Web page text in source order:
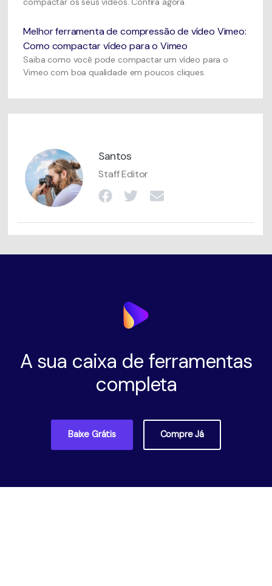
Melhor ferramenta de compressão de vídeo Vimeo:
Como compactar vídeo para o Vimeo
Saiba como você pode compactar um vídeo para o
Vimeo com boa qualidade em poucos cliques.
Santos
Staff Editor
A sua caixa de ferramentas
completa
Baixe Grátis Compre Já